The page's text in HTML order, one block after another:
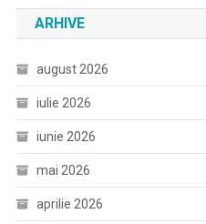
ARHIVE
august 2026
iulie 2026
iunie 2026
mai 2026
aprilie 2026